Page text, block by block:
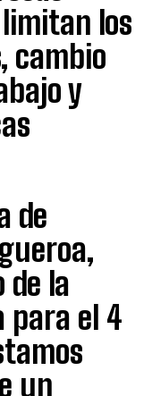
los
cambio
y
de
la
para el 4
un